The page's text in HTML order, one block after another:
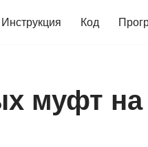
Инструкция Код
муфт на